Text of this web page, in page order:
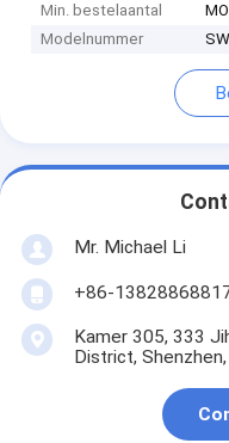
Min. bestelaantal
Modelnummer
Mr. Michael Li
+86-
Kamer 305, 333
District, Shenzhen,